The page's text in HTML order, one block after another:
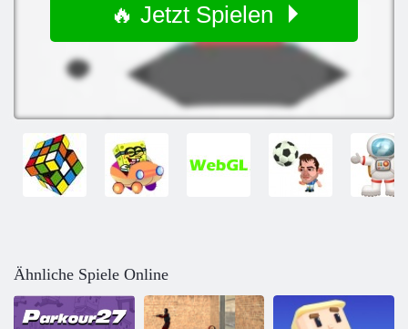
🔥 Jetzt Spielen
Ähnliche Spiele Online